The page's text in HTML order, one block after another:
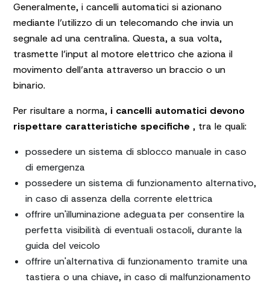
Generalmente, i cancelli automatici si azionano
mediante l’utilizzo di un telecomando che invia un
segnale ad una centralina. Questa, a sua volta,
trasmette l’input al motore elettrico che aziona il
movimento dell’anta attraverso un braccio o un
binario.
Per risultare a norma, i cancelli automatici devono
rispettare caratteristiche specifiche , tra le quali:
possedere un sistema di sblocco manuale in caso
di emergenza
possedere un sistema di funzionamento alternativo,
in caso di assenza della corrente elettrica
offrire un'illuminazione adeguata per consentire la
perfetta visibilità di eventuali ostacoli, durante la
guida del veicolo
offrire un'alternativa di funzionamento tramite una
tastiera o una chiave, in caso di malfunzionamento